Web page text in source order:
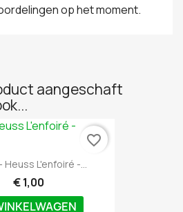
op het moment.
aangeschaft
Heuss L'enfoiré -...
€ 1,00
favorite_border